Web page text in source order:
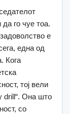
го чуе тоа.
е
една од
Кога
тој вели
drill“. Она што
со